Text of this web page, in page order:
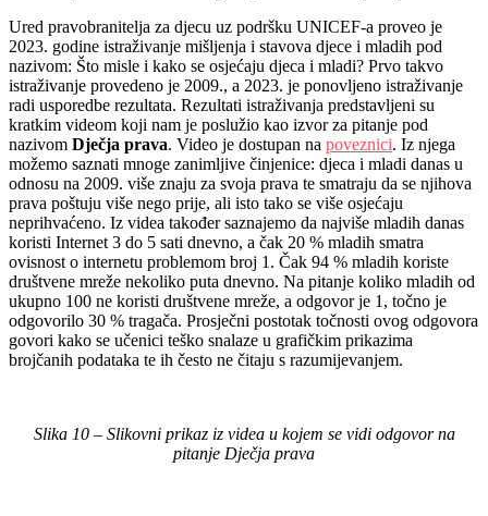
Ured pravobranitelja za djecu uz podršku UNICEF-a proveo je
2023. godine istraživanje mišljenja i stavova djece i mladih pod
nazivom: Što misle i kako se osjećaju djeca i mladi? Prvo takvo
istraživanje provedeno je 2009., a 2023. je ponovljeno istraživanje
radi usporedbe rezultata. Rezultati istraživanja predstavljeni su
kratkim videom koji nam je poslužio kao izvor za pitanje pod
nazivom Dječja prava. Video je dostupan na poveznici. Iz njega
možemo saznati mnoge zanimljive činjenice: djeca i mladi danas u
odnosu na 2009. više znaju za svoja prava te smatraju da se njihova
prava poštuju više nego prije, ali isto tako se više osjećaju
neprihvaćeno. Iz videa također saznajemo da najviše mladih danas
koristi Internet 3 do 5 sati dnevno, a čak 20 % mladih smatra
ovisnost o internetu problemom broj 1. Čak 94 % mladih koriste
društvene mreže nekoliko puta dnevno. Na pitanje koliko mladih od
ukupno 100 ne koristi društvene mreže, a odgovor je 1, točno je
odgovorilo 30 % tragača. Prosječni postotak točnosti ovog odgovora
govori kako se učenici teško snalaze u grafičkim prikazima
brojčanih podataka te ih često ne čitaju s razumijevanjem.
Slika 10 – Slikovni prikaz iz videa u kojem se vidi odgovor na
pitanje Dječja prava